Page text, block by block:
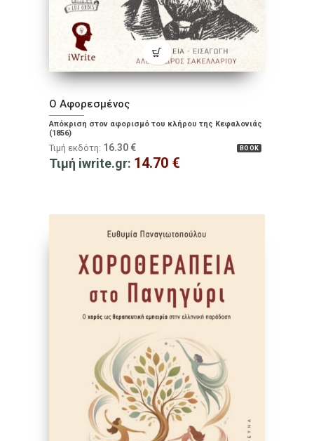
Ο Αφορεσμένος
Απόκριση στον αφορισμό του κλήρου της Κεφαλονιάς
(1856)
BOOK
Τιμή εκδότη: 16.30 €
Τιμή iwrite.gr: 14.70 €